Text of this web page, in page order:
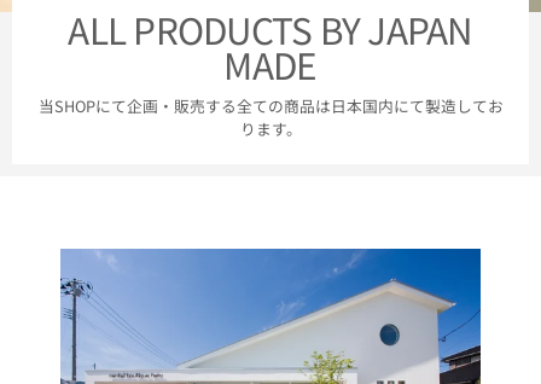
ALL PRODUCTS BY JAPAN
MADE
当SHOPにて企画・販売する全ての商品は日本国内にて製造してお
ります。